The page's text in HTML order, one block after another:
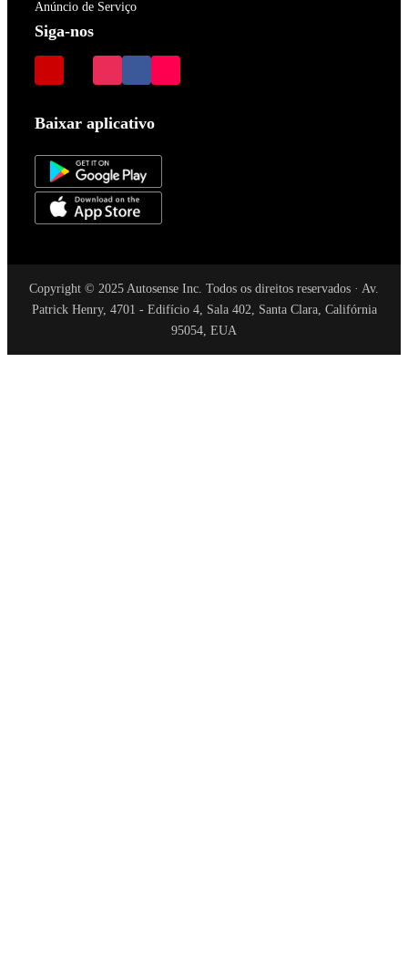
Anúncio de Serviço
Siga-nos
Baixar aplicativo
Copyright © 2025 Autosense Inc. Todos os direitos reservados · Av.
Patrick Henry, 4701 - Edifício 4, Sala 402, Santa Clara, Califórnia
95054, EUA